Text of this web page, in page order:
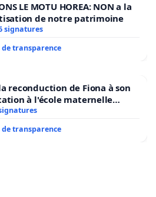
LE MOTU HOREA: NON a la
de notre patrimoine
signatures
de transparence
reconduction de Fiona à son
à l'école maternelle
auprès de Léo N. en
de transparence